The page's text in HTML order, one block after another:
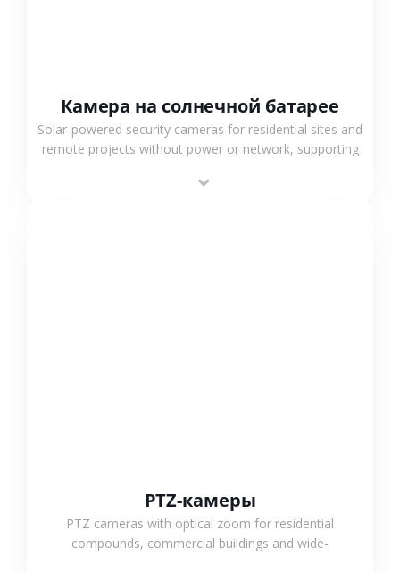
Камера на солнечной батарее
Solar-powered security cameras for residential sites and
remote projects without power or network, supporting
outdoor monitoring.
PTZ-камеры
PTZ cameras with optical zoom for residential
compounds, commercial buildings and wide-